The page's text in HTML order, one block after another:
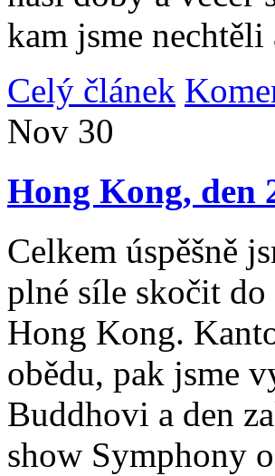
kam jsme
Celý článek
Nov 30
Hong Kong, den
Celkem úspěšně
plné síle skočit
Hong Kong.
obědu, pak jsme
Buddhovi a den
show Symphony